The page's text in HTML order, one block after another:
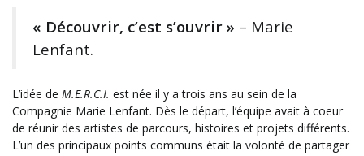
« Découvrir, c’est s’ouvrir » – Marie
Lenfant.
L’idée de M.E.R.C.I. est née il y a trois ans au sein de la
Compagnie Marie Lenfant. Dès le départ, l’équipe avait à coeur
de réunir des artistes de parcours, histoires et projets différents.
L’un des principaux points communs était la volonté de partager